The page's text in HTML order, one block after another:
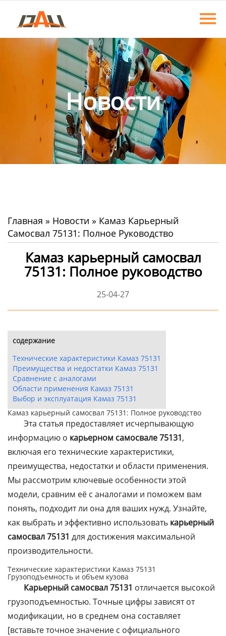
Главная
Продукция
Контакты Новости
Главная » Новости » Камаз Карьерный
Самосвал 75131: Полное Руководство
Камаз карьерный самосвал
75131: Полное руководство
25-04-27
содержание
Технические характеристики Камаз 75131
Преимущества и недостатки Камаз 75131
Сравнение с аналогами
Области применения Камаз 75131
Выбор и эксплуатация Камаз 75131
Камаз карьерный самосвал 75131: Полное руководство
Эта статья предоставляет исчерпывающую
информацию о карьерном самосвале 75131,
включая его технические характеристики,
преимущества, недостатки и области применения.
Мы рассмотрим ключевые особенности этой
модели, сравним её с аналогами и поможем вам
понять, подходит ли она для ваших нужд. Узнайте,
как выбрать и эффективно использовать карьерный
самосвал 75131 для достижения максимальной
производительности.
Технические характеристики Камаз 75131
Грузоподъемность и объем кузова
Карьерный самосвал 75131 отличается высокой
грузоподъемностью. Точные цифры зависят от
модификации, но в среднем она составляет
[вставьте точное значение с официального